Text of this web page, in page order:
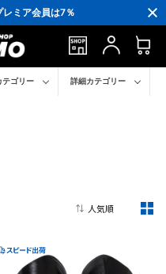
ミア会員は7％
クーポン」プレゼント！
ケースプレゼント！
送料無料！
テゴリー 詳細カテゴリー